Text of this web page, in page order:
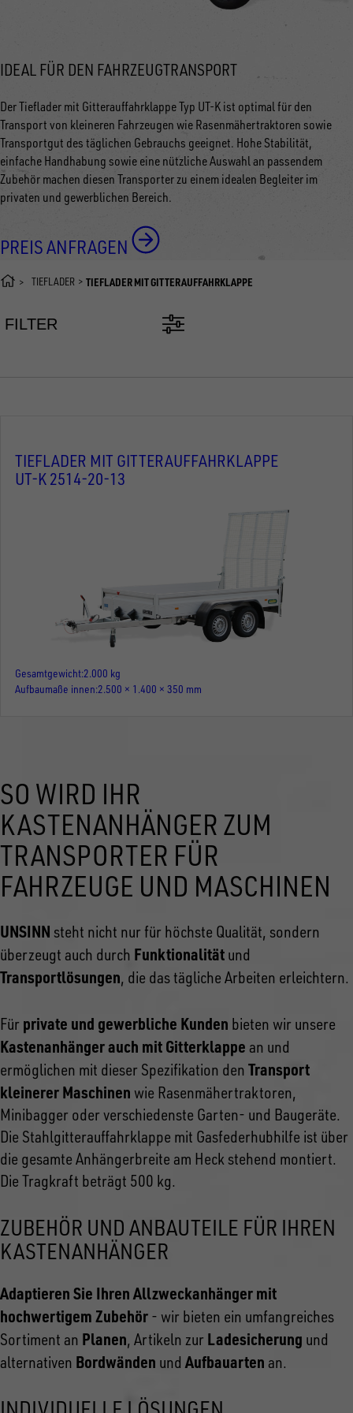
IDEAL FÜR DEN FAHRZEUGTRANSPORT
Der Tieflader mit Gitterauffahrklappe Typ UT-K ist optimal für den
Transport von kleineren Fahrzeugen wie Rasenmähertraktoren sowie
Transportgut des täglichen Gebrauchs geeignet. Hohe Stabilität,
einfache Handhabung sowie eine nützliche Auswahl an passendem
Zubehör machen diesen Transporter zu einem idealen Begleiter im
privaten und gewerblichen Bereich.
PREIS ANFRAGEN
TIEFLADER TIEFLADER MIT GITTERAUFFAHRKLAPPE
FILTER
TIEFLADER MIT GITTERAUFFAHRKLAPPE
UT-K 2514-20-13
Gesamtgewicht 2.000 kg
Aufbaumaße innen 2.500 × 1.400 × 350 mm
SO WIRD IHR
KASTENANHÄNGER ZUM
TRANSPORTER FÜR
FAHRZEUGE UND MASCHINEN
UNSINN steht nicht nur für höchste Qualität, sondern
überzeugt auch durch Funktionalität und
Transportlösungen, die das tägliche Arbeiten erleichtern.
Für private und gewerbliche Kunden bieten wir unsere
Kastenanhänger auch mit Gitterklappe an und
ermöglichen mit dieser Spezifikation den Transport
kleinerer Maschinen wie Rasenmähertraktoren,
Minibagger oder verschiedenste Garten- und Baugeräte.
Die Stahlgitterauffahrklappe mit Gasfederhubhilfe ist über
die gesamte Anhängerbreite am Heck stehend montiert.
Die Tragkraft beträgt 500 kg.
ZUBEHÖR UND ANBAUTEILE FÜR IHREN
KASTENANHÄNGER
Adaptieren Sie Ihren Allzweckanhänger mit
hochwertigem Zubehör - wir bieten ein umfangreiches
Sortiment an Planen, Artikeln zur Ladesicherung und
alternativen Bordwänden undAufbauarten an.